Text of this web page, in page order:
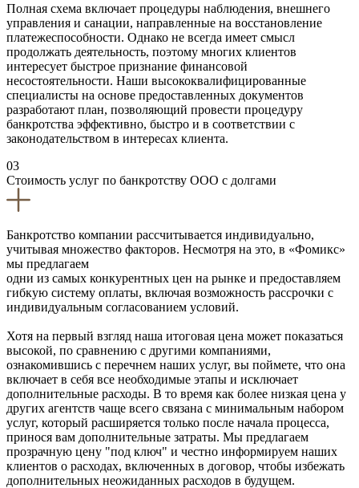
Полная схема включает процедуры наблюдения, внешнего
управления и санации, направленные на восстановление
платежеспособности. Однако не всегда имеет смысл
продолжать деятельность, поэтому многих клиентов
интересует быстрое признание финансовой
несостоятельности. Наши высококвалифицированные
специалисты на основе предоставленных документов
разработают план, позволяющий провести процедуру
банкротства эффективно, быстро и в соответствии с
законодательством в интересах клиента.
03
Стоимость услуг по банкротству ООО с долгами
Банкротство компании рассчитывается индивидуально,
учитывая множество факторов. Несмотря на это, в «Фомикс»
мы предлагаем
одни из самых конкурентных цен на рынке и предоставляем
гибкую систему оплаты, включая возможность рассрочки с
индивидуальным согласованием условий.
Хотя на первый взгляд наша итоговая цена может показаться
высокой, по сравнению с другими компаниями,
ознакомившись с перечнем наших услуг, вы поймете, что она
включает в себя все необходимые этапы и исключает
дополнительные расходы. В то время как более низкая цена у
других агентств чаще всего связана с минимальным набором
услуг, который расширяется только после начала процесса,
принося вам дополнительные затраты. Мы предлагаем
прозрачную цену "под ключ" и честно информируем наших
клиентов о расходах, включенных в договор, чтобы избежать
дополнительных неожиданных расходов в будущем.